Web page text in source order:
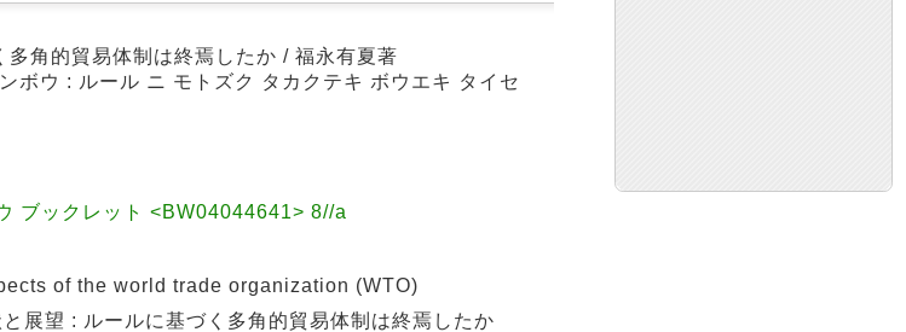
角的貿易体制は終焉したか / 福永有夏著
ボウ : ルール ニ モトズク タカクテキ ボウエキ タイセ
ブックレット <BW04044641> 8//a
of the world trade organization (WTO)
展望 : ルールに基づく多角的貿易体制は終焉したか